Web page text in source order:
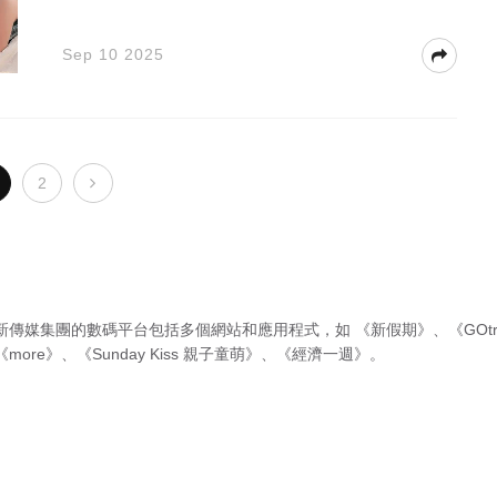
Sep 10 2025
2
傳媒集團的數碼平台包括多個網站和應用程式，如 《新假期》
《
more》
《Sunday Kiss 親子童萌》 《經濟一週》 。